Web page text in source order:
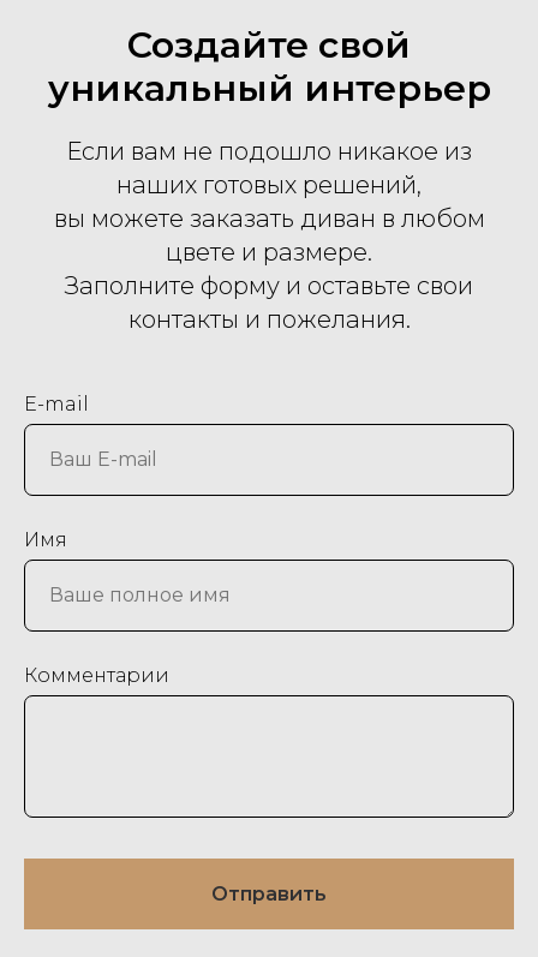
Создайте свой
уникальный интерьер
Если вам не подошло никакое из
наших готовых решений,
вы можете заказать диван в любом
цвете и размере.
Заполните форму и оставьте свои
контакты и пожелания.
E-mail
Имя
Комментарии
Отправить